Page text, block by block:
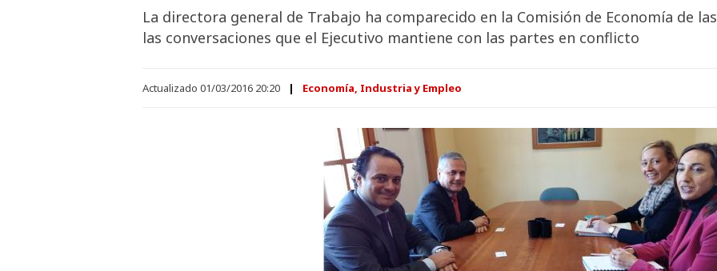
La directora general de Trabajo ha comparecido en la Comisión de Economía de
las conversaciones que el Ejecutivo mantiene con las partes en conflicto
Actualizado 01/03/2016 20:20 Economía, Industria y Empleo